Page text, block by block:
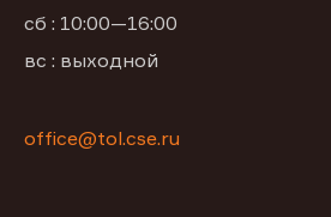
сб : 10:00—16:00
вс : выходной
office@tol.cse.ru